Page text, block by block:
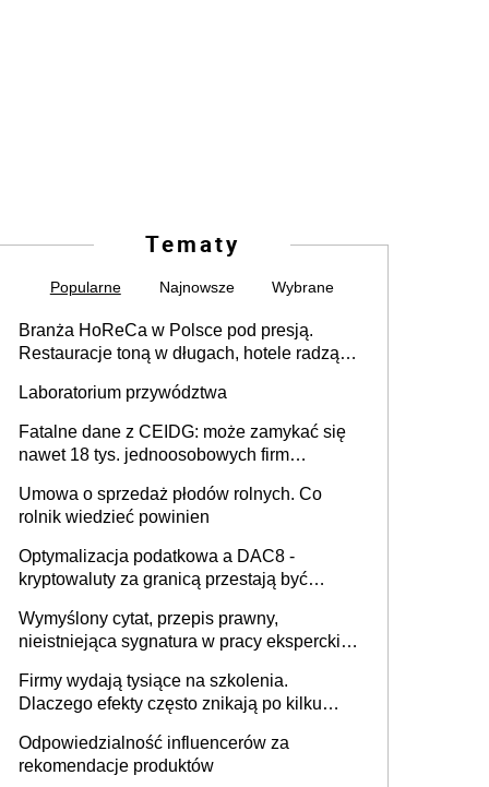
Tematy
Popularne Najnowsze Wybrane
Branża HoReCa w Polsce pod presją.
Restauracje toną w długach, hotele radzą
Laboratorium przywództwa
Fatalne dane z CEIDG: może zamykać się
nawet 18 tys. jednoosobowych firm
Umowa o sprzedaż płodów rolnych. Co
rolnik wiedzieć powinien
Optymalizacja podatkowa a DAC8 -
kryptowaluty za granicą przestają być
Wymyślony cytat, przepis prawny,
nieistniejąca sygnatura w pracy eksperckiej -
firmie
Firmy wydają tysiące na szkolenia.
Dlaczego efekty często znikają po kilku
Odpowiedzialność influencerów za
rekomendacje produktów